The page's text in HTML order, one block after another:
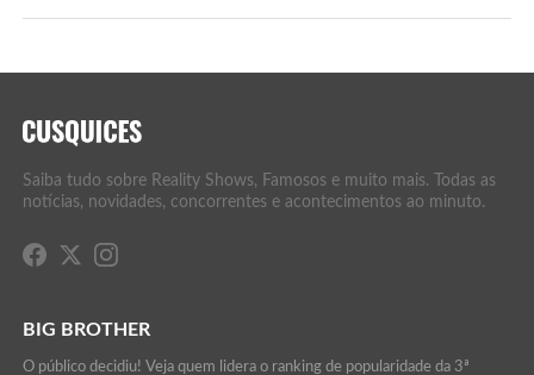
Saiba tudo sobre Reality Shows, Famosos e muito mais. Todas as
notícias, novidades, concorrentes e acontecimentos ao minuto.
BIG BROTHER
O público decidiu! Veja quem lidera o ranking de popularidade da 3ª